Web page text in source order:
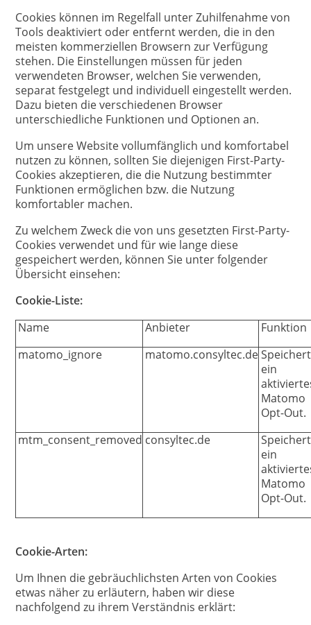
Cookies können im Regelfall unter Zuhilfenahme von
Tools deaktiviert oder entfernt werden, die in den
meisten kommerziellen Browsern zur Verfügung
stehen. Die Einstellungen müssen für jeden
verwendeten Browser, welchen Sie verwenden,
separat festgelegt und individuell eingestellt werden.
Dazu bieten die verschiedenen Browser
unterschiedliche Funktionen und Optionen an.
Um unsere Website vollumfänglich und komfortabel
nutzen zu können, sollten Sie diejenigen First-Party-
Cookies akzeptieren, die die Nutzung bestimmter
Funktionen ermöglichen bzw. die Nutzung
komfortabler machen.
Zu welchem Zweck die von uns gesetzten First-Party-
Cookies verwendet und für wie lange diese
gespeichert werden, können Sie unter folgender
Übersicht einsehen:
Cookie-Liste:
Name
Anbieter
Funktion
matomo_ignore
matomo.consyltec.de Speichert
ein
Matomo
Opt-Out.
mtm_consent_removed consyltec.de
Speichert
ein
Matomo
Opt-Out.
Cookie-Arten:
Um Ihnen die gebräuchlichsten Arten von Cookies
etwas näher zu erläutern, haben wir diese
nachfolgend zu ihrem Verständnis erklärt: